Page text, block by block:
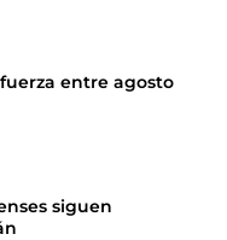
entre agosto
siguen